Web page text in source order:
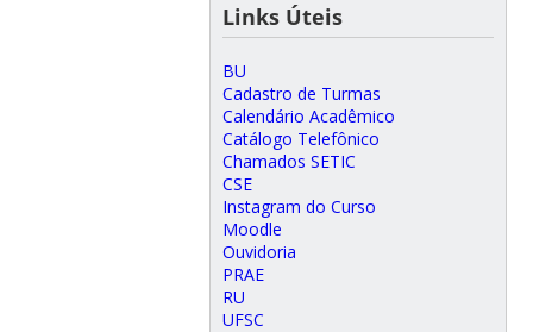
Links Úteis
BU
Cadastro de Turmas
Calendário Acadêmico
Catálogo Telefônico
Chamados SETIC
CSE
Instagram do Curso
Moodle
Ouvidoria
PRAE
RU
UFSC